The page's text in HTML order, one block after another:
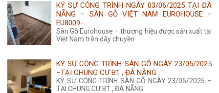
KÝ SỰ CÔNG TRÌNH NGÀY 03/06/2025 TẠI ĐÀ
NẴNG – SÀN GỖ VIỆT NAM EUROHOUSE –
EU8009-
Sàn Gỗ Eurohouse – thương hiệu được sản xuất tại
Việt Nam trên dây chuyền
KÝ SỰ CÔNG TRÌNH SÀN GỖ NGÀY 23/05/2025
–TẠI CHUNG CƯ B1 , ĐÀ NẴNG
KÝ SỰ CÔNG TRÌNH SÀN GỖ NGÀY 23/05/2025 –
TẠI CHUNG CƯ B1 , ĐÀ NẴNG